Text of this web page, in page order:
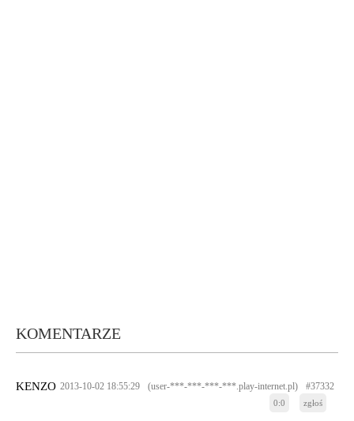
KOMENTARZE
KENZO 2013-10-02 18:55:29 (user-***-***-***-***.play-internet.pl) #37332
0:0 zgłoś